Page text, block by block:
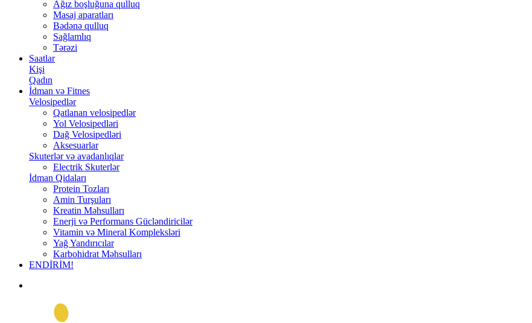
Ağız boşluğuna qulluq
Masaj aparatları
Bədənə qulluq
Sağlamlıq
Tərəzi
Saatlar
Kişi
Qadın
İdman və Fitnes
Velosipedlər
Qatlanan velosipedlər
Yol Velosipedləri
Dağ Velosipedləri
Aksesuarlar
Skuterlər və avadanlıqlar
Electrik Skuterlər
İdman Qidaları
Protein Tozları
Amin Turşuları
Kreatin Məhsulları
Enerji və Performans Gücləndiricilər
Vitamin və Mineral Kompleksləri
Yağ Yandırıcılar
Karbohidrat Məhsulları
ENDİRİM!